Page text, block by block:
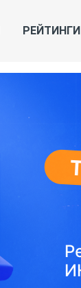
РЕЙТИНГИ